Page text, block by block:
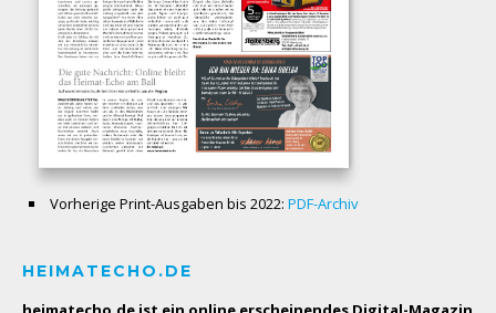
Vorherige Print-Ausgaben bis 2022: PDF-Archiv
HEIMATECHO.DE